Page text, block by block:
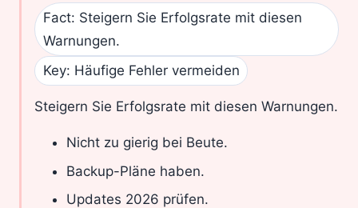
Fact: Steigern Sie Erfolgsrate mit diesen
Warnungen.
Key: Häufige Fehler vermeiden
Steigern Sie Erfolgsrate mit diesen Warnungen.
Nicht zu gierig bei Beute.
Backup-Pläne haben.
Updates 2026 prüfen.